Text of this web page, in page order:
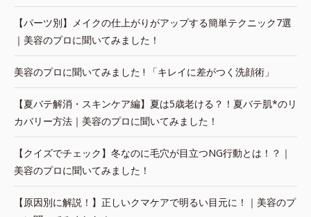
【パーツ別】メイクの仕上がりがアップする簡単テクニック7選
｜美容のプロに聞いてみました！
美容のプロに聞いてみました ! 「キレイに差がつく洗顔術」
【夏バテ解消・スキンケア編】夏は5歳老ける？！夏バテ肌*のリ
カバリー方法｜美容のプロに聞いてみました！
【クイズでチェック】冬なのに毛穴が目立つNG行動とは！？｜
美容のプロに聞いてみました！
【原因別に解説！】正しいクマケアで明るい目元に！｜美容のプ